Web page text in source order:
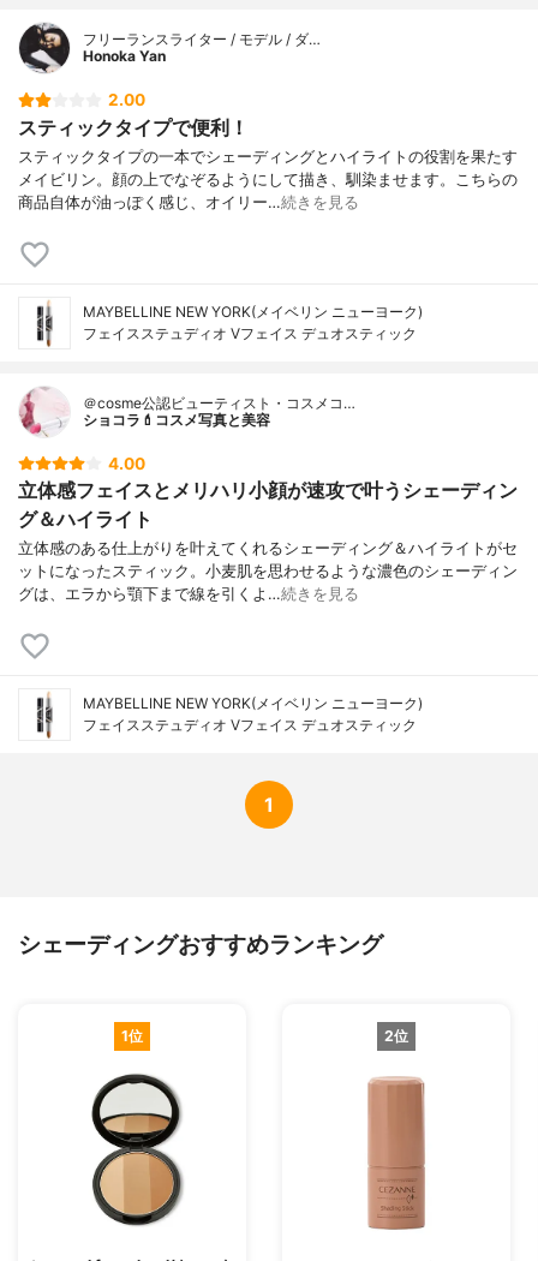
フリーランスライター / モデル / ダ…
Honoka Yan
2.00
スティックタイプで便利！
スティックタイプの一本でシェーディングとハイライトの役割を果たす
メイビリン。顔の上でなぞるようにして描き、馴染ませます。こちらの
商品自体が油っぽく感じ、オイリー…続きを見る
MAYBELLINE NEW YORK(メイベリン ニューヨーク)
フェイスステュディオ Vフェイス デュオスティック
＠cosme公認ビューティスト・コスメコ…
ショコラ💄コスメ写真と美容
4.00
立体感フェイスとメリハリ小顔が速攻で叶うシェーディン
グ＆ハイライト
立体感のある仕上がりを叶えてくれるシェーディング＆ハイライトがセ
ットになったスティック。小麦肌を思わせるような濃色のシェーディン
グは、エラから顎下まで線を引くよ…続きを見る
MAYBELLINE NEW YORK(メイベリン ニューヨーク)
フェイスステュディオ Vフェイス デュオスティック
1
シェーディングおすすめランキング
1位 2位